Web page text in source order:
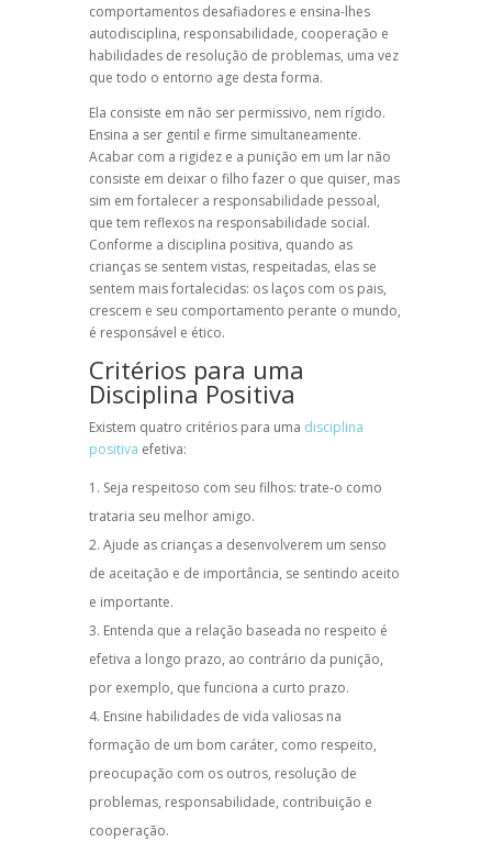
comportamentos desafiadores e ensina-lhes
autodisciplina, responsabilidade, cooperação e
habilidades de resolução de problemas, uma vez
que todo o entorno age desta forma.
Ela consiste em não ser permissivo, nem rígido.
Ensina a ser gentil e firme simultaneamente.
Acabar com a rigidez e a punição em um lar não
consiste em deixar o filho fazer o que quiser, mas
sim em fortalecer a responsabilidade pessoal,
que tem reflexos na responsabilidade social.
Conforme a disciplina positiva, quando as
crianças se sentem vistas, respeitadas, elas se
sentem mais fortalecidas: os laços com os pais,
crescem e seu comportamento perante o mundo,
é responsável e ético.
Critérios para uma
Disciplina Positiva
Existem quatro critérios para uma disciplina
positiva efetiva:
Seja respeitoso com seu filhos: trate-o como
trataria seu melhor amigo.
Ajude as crianças a desenvolverem um senso
de aceitação e de importância, se sentindo aceito
e importante.
Entenda que a relação baseada no respeito é
efetiva a longo prazo, ao contrário da punição,
por exemplo, que funciona a curto prazo.
Ensine habilidades de vida valiosas na
formação de um bom caráter, como respeito,
preocupação com os outros, resolução de
problemas, responsabilidade, contribuição e
cooperação.